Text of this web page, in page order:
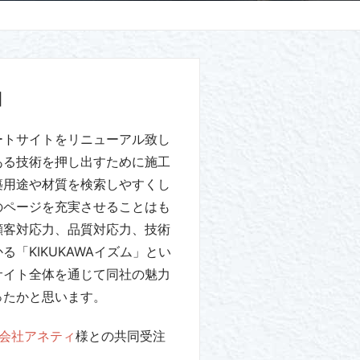
サイトをリニューアル致し
技術を押し出すために施工
途や材質を検索しやすくし
ージを充実させることはも
対応力、品質対応力、技術
「KIKUKAWAイズム」とい
ト全体を通じて同社の魅力
かと思います。
社アネティ様との共同受注